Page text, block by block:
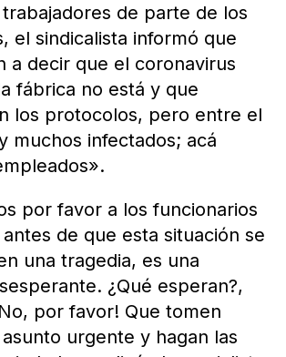
de parte de los
el sindicalista informó que
a decir que el coronavirus
fábrica no está y que
los protocolos, pero entre el
muchos infectados; acá
por favor a los funcionarios
de que esta situación se
una tragedia, es una
¿Qué esperan?,
por favor! Que tomen
urgente y hagan las